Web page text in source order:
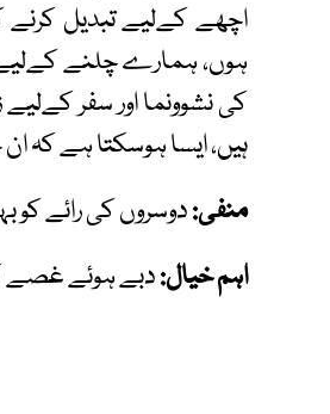
اچھے کےلیے تبدیل
ہوں، ہمارے چلنے کےلیے
کی نشوونما اور سفر
ہیں، ایسا ہوسکتا ہے کہ
منفی:دوسروں کی رائے کو
اہم خیال:دبے ہوئے غصے